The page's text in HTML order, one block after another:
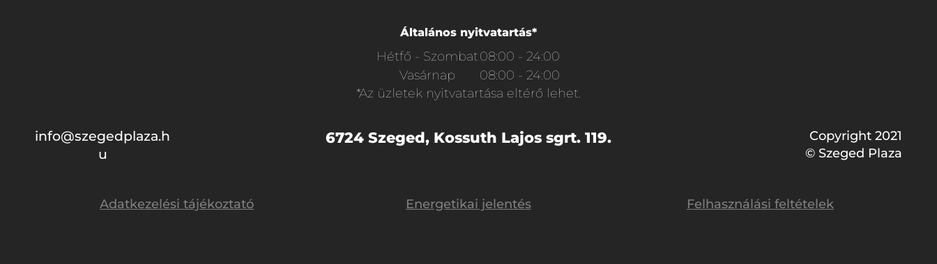
Általános nyitvatartás*
Hétfő - Szombat08:00 - 24:00
Vasárnap
08:00 - 24:00
*Az üzletek nyitvatartása eltérő lehet.
info@szegedplaza.h
u
6724 Szeged, Kossuth Lajos sgrt. 119.
Copyright 2021
© Szeged Plaza
Adatkezelési tájékoztató Energetikai jelentés Felhasználási feltételek